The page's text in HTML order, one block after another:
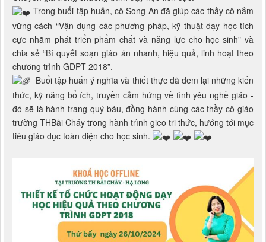
vững cách “Vận dụng các phương pháp, kỹ thuật dạy học tích
cực nhằm phát triển phẩm chất và năng lực cho học sinh" và
chia sẻ “Bí quyết soạn giáo án nhanh, hiệu quả, linh hoạt theo
chương trình GDPT 2018”.
Buổi tập huấn ý nghĩa và thiết thực đã đem lại những kiến
thức, kỹ năng bổ ích, truyền cảm hứng về tình yêu nghề giáo -
đó sẽ là hành trang quý báu, đồng hành cùng các thầy cô giáo
trường THBãi Cháy trong hành trình gieo tri thức, hướng tới mục
tiêu giáo dục toàn diện cho học sinh.